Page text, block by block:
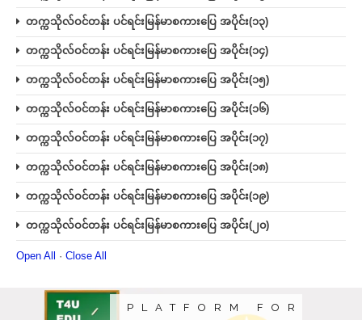
PLATFORM FOR
တက္ကသိုလ်ဝင်တန်း ပင်ရင်းမြန်မာစကားပြေ အပိုင်း(၁၃)
တက္ကသိုလ်ဝင်တန်း ပင်ရင်းမြန်မာစကားပြေ အပိုင်း(၁၄)
တက္ကသိုလ်ဝင်တန်း ပင်ရင်းမြန်မာစကားပြေ အပိုင်း(၁၅)
တက္ကသိုလ်ဝင်တန်း ပင်ရင်းမြန်မာစကားပြေ အပိုင်း(၁၆)
တက္ကသိုလ်ဝင်တန်း ပင်ရင်းမြန်မာစကားပြေ အပိုင်း(၁၇)
တက္ကသိုလ်ဝင်တန်း ပင်ရင်းမြန်မာစကားပြေ အပိုင်း(၁၈)
တက္ကသိုလ်ဝင်တန်း ပင်ရင်းမြန်မာစကားပြေ အပိုင်း(၁၉)
တက္ကသိုလ်ဝင်တန်း ပင်ရင်းမြန်မာစကားပြေ အပိုင်း(၂၀)
Open All · Close All